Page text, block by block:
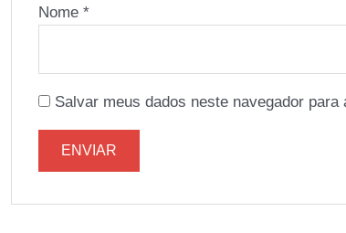
Nome *
Salvar meus dados neste navegador